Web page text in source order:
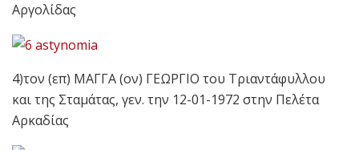
Αργολίδας
4)τον (επ) ΜΑΓΓΑ (ον) ΓΕΩΡΓΙΟ του Τριαντάφυλλου
και της Σταμάτας, γεν. την 12-01-1972 στην Πελέτα
Αρκαδίας